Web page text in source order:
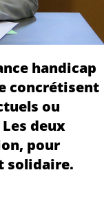
handicap
concrétisent
ou
deux
pour
solidaire.